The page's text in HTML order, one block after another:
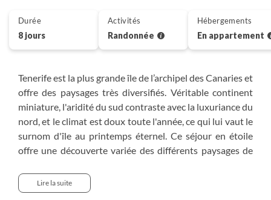
Tenerife est la plus grande île de l’archipel des Canaries et
offre des paysages très diversifiés. Véritable continent
miniature, l'aridité du sud contraste avec la luxuriance du
nord, et le climat est doux toute l'année, ce qui lui vaut le
surnom d'île au printemps éternel. Ce séjour en étoile
offre une découverte variée des différents paysages de
spéléologique dans un labyrinthe volcanique,
l'observation des cétacés, les baignades en mer, petits et
Lire la suite
Durée
8 jours
Activités
Randonnée
Hébergements
En appartement